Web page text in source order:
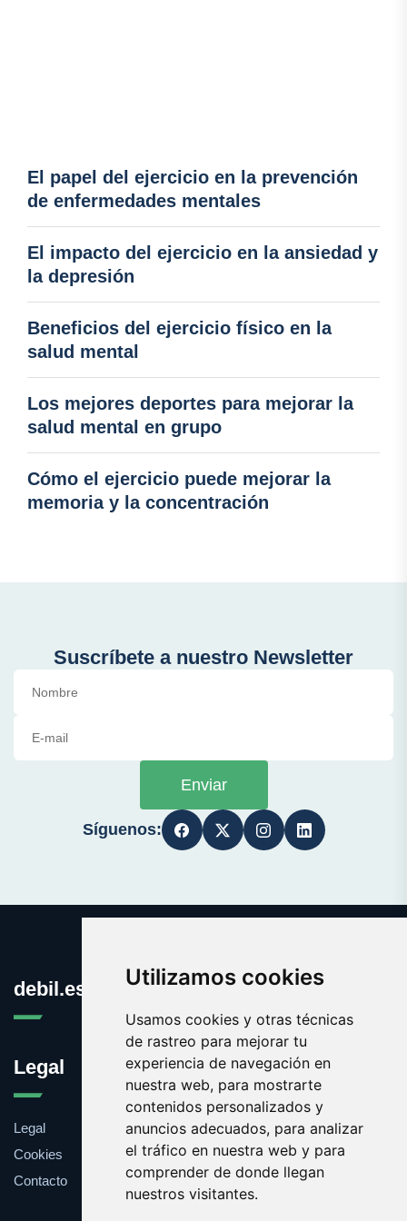
Utilizamos cookies
Usamos cookies y otras técnicas
de rastreo para mejorar tu
experiencia de navegación en
nuestra web, para mostrarte
contenidos personalizados y
anuncios adecuados, para analizar
el tráfico en nuestra web y para
comprender de donde llegan
nuestros visitantes.
El papel del ejercicio en la prevención
de enfermedades mentales
El impacto del ejercicio en la ansiedad y
la depresión
Beneficios del ejercicio físico en la
salud mental
Los mejores deportes para mejorar la
salud mental en grupo
Cómo el ejercicio puede mejorar la
memoria y la concentración
Suscríbete a nuestro Newsletter
Enviar
Síguenos:
debil.es
Legal
Legal
Cookies
Contacto